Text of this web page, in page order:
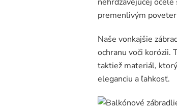
premenlivým
Naše vonkajšie
ochranu voči korózii.
taktiež materiál,
eleganciu a ľahkosť.